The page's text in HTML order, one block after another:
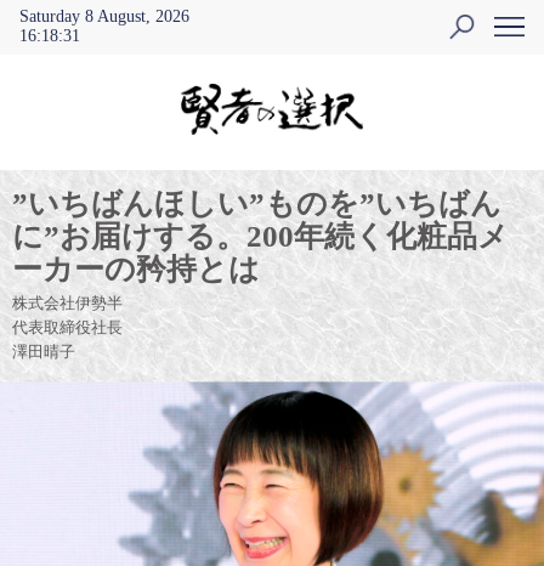
Saturday 8 August, 2026
16:18:31
”いちばんほしい”ものを”いちばん
に”お届けする。200年続く化粧品メ
ーカーの矜持とは
株式会社伊勢半
代表取締役社長
澤田晴子